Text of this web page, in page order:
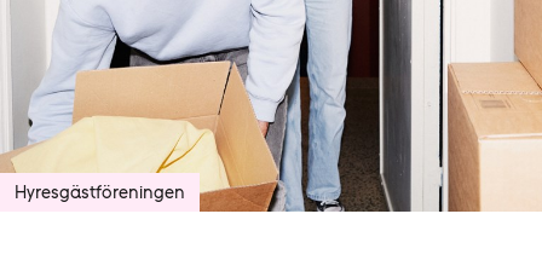
Hyresgäst­föreningen